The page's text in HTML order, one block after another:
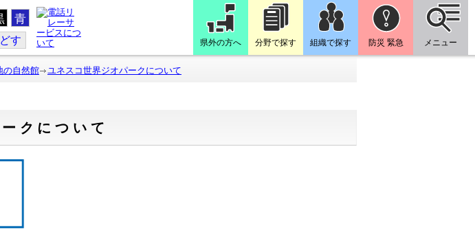
青
す 県外の方へ 分野で探す 組織で探す 防災 緊急 メニュー
の自然館 ユネスコ世界ジオパークについて
クについて